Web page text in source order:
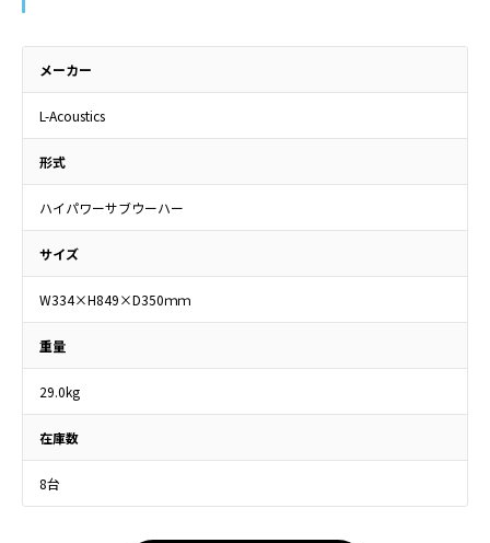
メーカー
L-Acoustics
形式
ハイパワーサブウーハー
サイズ
W334×H849×D350ｍｍ
重量
29.0kg
在庫数
8台